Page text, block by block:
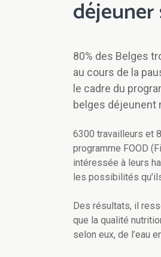
80% des Belges
au cours de la
le cadre du
belges déjeunent
6300 travailleurs et
programme FOOD
intéressée à leurs
les possibilités
Des résultats, il
que la qualité
selon eux, de l’eau